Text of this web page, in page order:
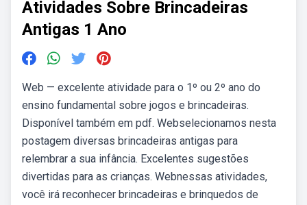
Atividades Sobre Brincadeiras
Antigas 1 Ano
Web — excelente atividade para o 1º ou 2º ano do
ensino fundamental sobre jogos e brincadeiras.
Disponível também em pdf. Webselecionamos nesta
postagem diversas brincadeiras antigas para
relembrar a sua infância. Excelentes sugestões
divertidas para as crianças. Webnessas atividades,
você irá reconhecer brincadeiras e brinquedos de